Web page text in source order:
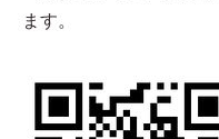
ます。